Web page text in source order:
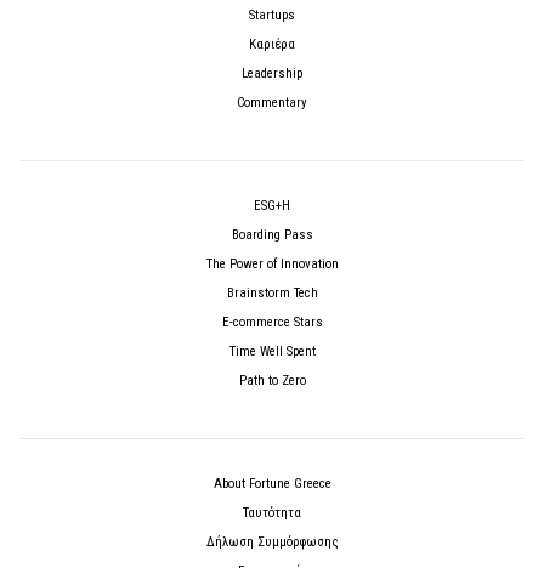
Startups
Καριέρα
Leadership
Commentary
ESG+H
Boarding Pass
The Power of Innovation
Brainstorm Tech
E-commerce Stars
Time Well Spent
Path to Zero
About Fortune Greece
Ταυτότητα
Δήλωση Συμμόρφωσης